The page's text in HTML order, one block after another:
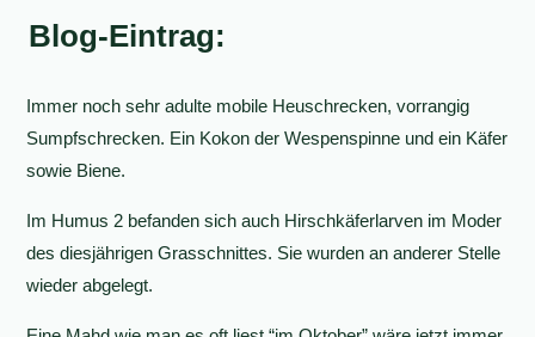
Blog-Eintrag:
Immer noch sehr adulte mobile Heuschrecken, vorrangig
Sumpfschrecken. Ein Kokon der Wespenspinne und ein Käfer
sowie Biene.
Im Humus 2 befanden sich auch Hirschkäferlarven im Moder
des diesjährigen Grasschnittes. Sie wurden an anderer Stelle
wieder abgelegt.